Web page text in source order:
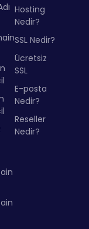
Hosting
Nedir?
SSL Nedir?
Ücretsiz
SSL
E-posta
Nedir?
Reseller
Nedir?